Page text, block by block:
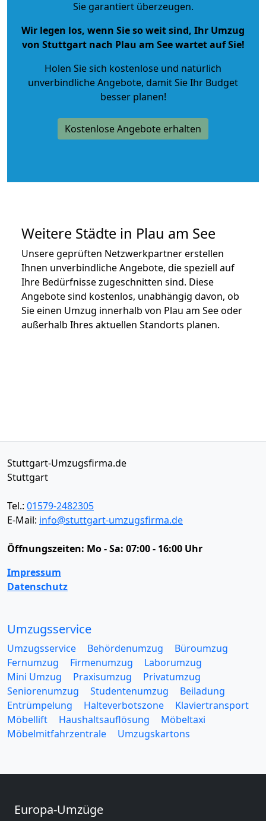
Sie garantiert überzeugen.
Wir legen los, wenn Sie so weit sind, Ihr Umzug
von Stuttgart nach Plau am See wartet auf Sie!
Holen Sie sich kostenlose und natürlich
unverbindliche Angebote, damit Sie Ihr Budget
besser planen!
Kostenlose Angebote erhalten
Weitere Städte in Plau am See
Unsere geprüften Netzwerkpartner erstellen
Ihnen unverbindliche Angebote, die speziell auf
Ihre Bedürfnisse zugeschnitten sind. Diese
Angebote sind kostenlos, unabhängig davon, ob
Sie einen Umzug innerhalb von Plau am See oder
außerhalb Ihres aktuellen Standorts planen.
Stuttgart-Umzugsfirma.de
Stuttgart
Tel.: 01579-2482305
E-Mail: info@stuttgart-umzugsfirma.de
Öffnungszeiten: Mo - Sa: 07:00 - 16:00 Uhr
Impressum
Datenschutz
Umzugsservice
Umzugsservice Behördenumzug
Büroumzug
Fernumzug
Firmenumzug
Laborumzug
Mini Umzug
Praxisumzug
Privatumzug
Seniorenumzug
Studentenumzug
Beiladung
Entrümpelung
Halteverbotszone
Klaviertransport
Möbellift
Haushaltsauflösung
Möbeltaxi
Möbelmitfahrzentrale
Umzugskartons
Europa-Umzüge